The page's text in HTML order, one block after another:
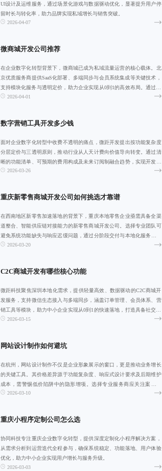
UI设计及运维服务，通过场景化游戏与数据驱动优化，显著提升用户停
留时长与转化率，助力品牌实现私域增长与销售突破。
2026-04-07
微商城开发公司推荐
在企业数字化转型背景下，微商城已成为私域流量运营的核心载体。北
京优质服务商提供SaaS化部署、多端同步与会员系统集成等关键技术，
支持模块化服务与透明定价，助力企业实现从0到1的高效布局。通过科
学规划预
2026-04-01
数字营销工具开发多少钱
面对企业数字化转型中收费不透明的痛点，微距开发提出按功能复杂度
分层定价与三透明原则，推动行业从人天计费向价值导向转变。通过清
晰的功能清单、可预期的费用构成及未来订阅制融合趋势，实现开发成
本可视化、可管
2026-03-26
重庆新零售商城开发公司如何挑选才靠谱
在西南地区新零售加速落地的背景下，重庆本地零售企业亟需具备全渠
道整合、智能供应链对接能力的新零售商城开发公司。选择专业团队可
避免系统功能缺失与响应迟缓问题，通过分阶段交付与本地化服务保障
项目高效落地，
2026-03-20
C2C商城开发有哪些核心功能
微距科技聚焦深圳本地化需求，提供轻量高效、数据驱动的C2C商城开
发服务，支持微信生态接入与多端同步，涵盖订单管理、会员体系、营
销工具等模块，助力中小企业实现从0到1的快速落地，打造具备社交属
性与强转化
2026-03-15
网站设计制作如何避坑
在杭州，网站设计制作不仅是企业形象展示的窗口，更是推动业务增长
的关键工具。其价格差异源于功能复杂度、响应式设计要求及后期维护
成本，需警惕低价陷阱中的隐形增项。选择专业服务商应关注案例质
量、沟通效率与合
2026-03-10
重庆小程序定制公司怎么选
协同科技专注重庆企业数字化转型，提供深度定制化小程序解决方案，
从需求分析到运营迭代全程参与，确保系统稳定、功能落地、用户体验
优化，助力中小企业实现用户增长与服务升级。
2026-03-03